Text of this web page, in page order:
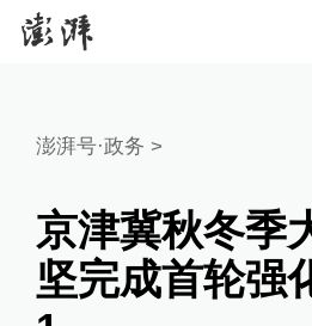
澎湃号·政务 >
京津冀秋冬季
坚完成首轮强